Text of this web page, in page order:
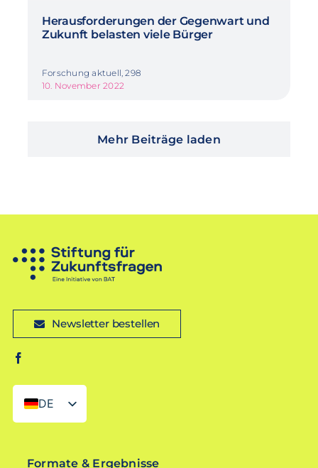
Herausforderungen der Gegenwart und
Zukunft belasten viele Bürger
Forschung aktuell, 298
10. November 2022
Mehr Beiträge laden
Newsletter bestellen
DE
EN
Formate & Ergebnisse